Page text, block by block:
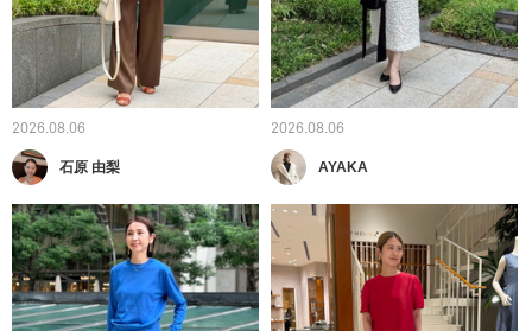
2026.08.06
石原 由梨
2026.08.06
AYAKA